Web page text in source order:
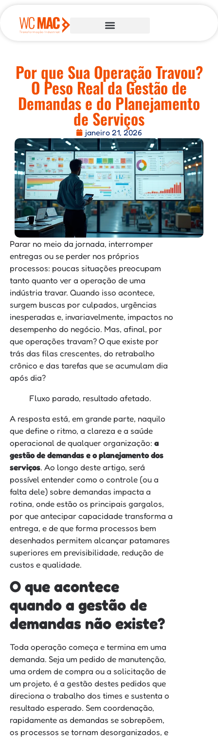
Por que Sua Operação Travou?
O Peso Real da Gestão de
Demandas e do Planejamento
de Serviços
janeiro 21, 2026
Parar no meio da jornada, interromper
entregas ou se perder nos próprios
processos: poucas situações preocupam
tanto quanto ver a operação de uma
indústria travar. Quando isso acontece,
surgem buscas por culpados, urgências
inesperadas e, invariavelmente, impactos no
desempenho do negócio. Mas, afinal, por
que operações travam? O que existe por
trás das filas crescentes, do retrabalho
crônico e das tarefas que se acumulam dia
após dia?
Fluxo parado, resultado afetado.
A resposta está, em grande parte, naquilo
que define o ritmo, a clareza e a saúde
operacional de qualquer organização: a
gestão de demandas e o planejamento dos
serviços. Ao longo deste artigo, será
possível entender como o controle (ou a
falta dele) sobre demandas impacta a
rotina, onde estão os principais gargalos,
por que antecipar capacidade transforma a
entrega, e de que forma processos bem
desenhados permitem alcançar patamares
superiores em previsibilidade, redução de
custos e qualidade.
O que acontece
quando a gestão de
demandas não existe?
Toda operação começa e termina em uma
demanda. Seja um pedido de manutenção,
uma ordem de compra ou a solicitação de
um projeto, é a gestão destes pedidos que
direciona o trabalho dos times e sustenta o
resultado esperado. Sem coordenação,
rapidamente as demandas se sobrepõem,
os processos se tornam desorganizados, e